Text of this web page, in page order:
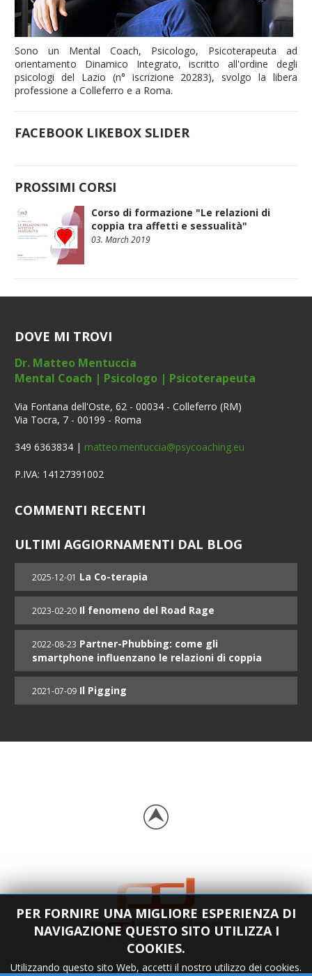
Sono un Mental Coach, Psicologo, Psicoterapeuta ad
orientamento Dinamico Integrato, iscritto all'ordine degli
psicologi del Lazio (n° iscrizione 20283), svolgo la libera
professione a Colleferro e a Roma.
FACEBOOK LIKEBOX SLIDER
PROSSIMI CORSI
Corso di formazione "Le relazioni di
coppia tra affetti e sessualità"
03. March 2019
DOVE MI TROVI
Dr. Matteo Mentuccia
Mental Coach | Psicologo | Psicoterapeuta
Via Fontana dell'Oste, 62 - 00034 - Colleferro (RM)
Via Tocra, 7 - 00199 - Roma
349 6363834 | matteo.mentuccia@psycoaching.eu
P.IVA: 14127391002
COMMENTI RECENTI
ULTIMI AGGIORNAMENTI DAL BLOG
2025-12-01 La Co-terapia
2023-02-20 Il fenomeno del Road Rage
2022-08-23 Partner-Phubbing: come gli
smartphone influenzano le relazioni di coppia
2021-07-09 Il Pigging
Copyright © 2018mpdevelop.net
PER FORNIRE UNA MIGLIORE ESPERIENZA DI
NAVIGAZIONE QUESTO SITO UTILIZZA I
COOKIES.
Utilizzando questo sito Web, accetti il nostro utilizzo dei cookies.